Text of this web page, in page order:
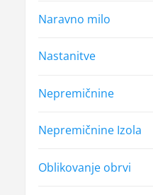
Naravno milo
Nastanitve
Nepremičnine
Nepremičnine Izola
Oblikovanje obrvi